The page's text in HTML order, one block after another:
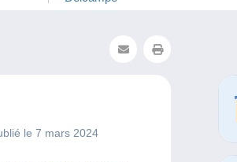
le 7 mars 2024